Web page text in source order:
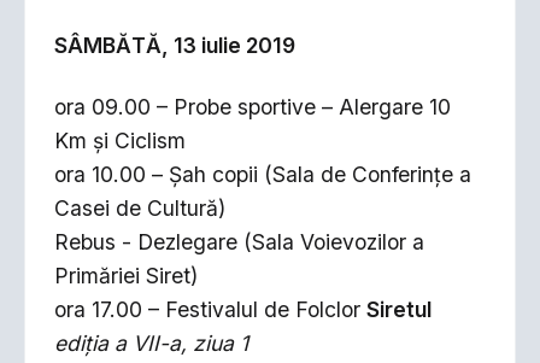
SÂMBĂTĂ, 13 iulie 2019
ora 09.00 – Probe sportive – Alergare 10
Km și Ciclism
ora 10.00 – Șah copii (Sala de Conferințe a
Casei de Cultură)
Rebus - Dezlegare (Sala Voievozilor a
Primăriei Siret)
ora 17.00 – Festivalul de Folclor Siretul
ediția a VII-a, ziua 1